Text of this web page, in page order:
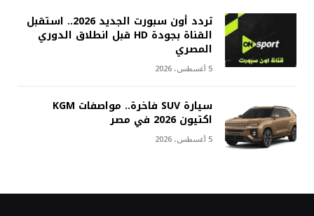
تردد أون سبورت الجديد 2026.. استقبل
القناة بجودة HD قبل انطلاق الدوري
المصري
5 أغسطس، 2026
سيارة SUV فاخرة.. مواصفات KGM
اكتيون 2026 في مصر
5 أغسطس، 2026